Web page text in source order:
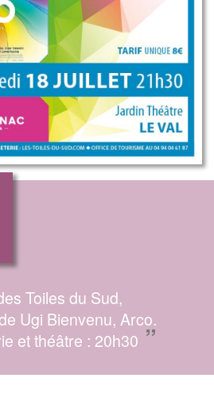
Toiles du Sud,
Ugi Bienvenu, Arco.
et théâtre : 20h30 ”